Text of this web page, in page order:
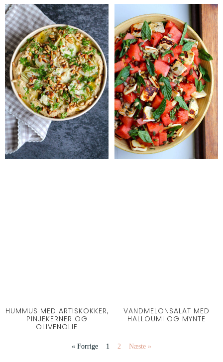
HUMMUS MED ARTISKOKKER,
PINJEKERNER OG
OLIVENOLIE
VANDMELONSALAT MED
HALLOUMI OG MYNTE
« Forrige 1 2 Næste »